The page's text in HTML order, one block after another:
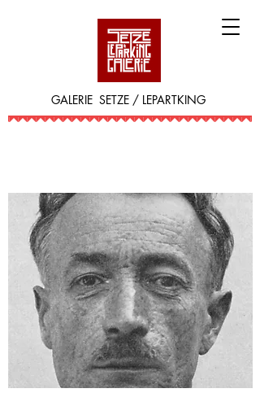
GALERIE SETZE / LEPARTKING